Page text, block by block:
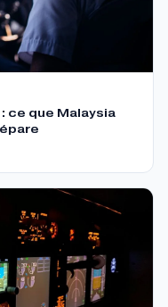
ce que Malaysia